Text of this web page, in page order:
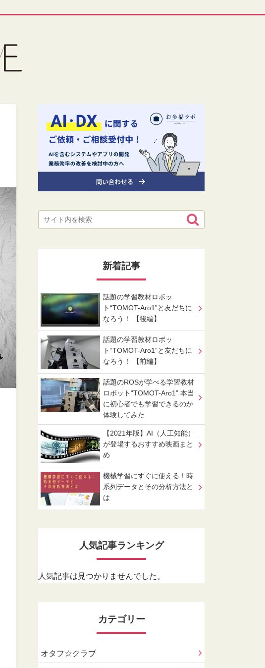
新着記事
話題の学習教材ロボッ
ト“TOMOT-Aro1”と友だちに
なろう！ 【後編】
話題の学習教材ロボッ
ト“TOMOT-Aro1”と友だちに
なろう！ 【前編】
話題のROSが学べる学習教材
ロボット“TOMOT-Aro1” 本当
に初心者でも学習できるのか
体験してみた
【2021年版】AI（人工知能）
が登場するおすすめ映画まと
め
機械学習にすぐに使える！時
系列データとその分析方法と
は
人気記事ランキング
人気記事は見つかりませんでした。
カテゴリー
オタフ☆クラブ